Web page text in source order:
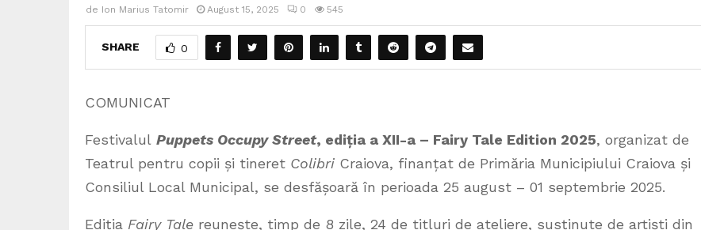
de Ion Marius Tatomir August 15, 2025 0 545
SHARE 0
COMUNICAT
Festivalul Puppets Occupy Street, ediția a XII-a – Fairy Tale Edition 2025, organizat de
Teatrul pentru copii și tineret Colibri Craiova, finanțat de Primăria Municipiului Craiova și
Consiliul Local Municipal, se desfășoară în perioada 25 august – 01 septembrie 2025.
Ediția Fairy Tale reunește, timp de 8 zile, 24 de titluri de ateliere, susținute de artiști din